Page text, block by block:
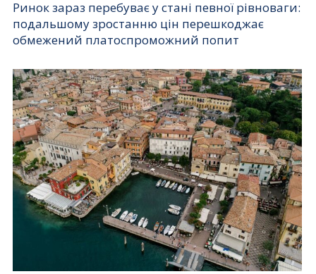
Ринок зараз перебуває у стані певної рівноваги:
подальшому зростанню цін перешкоджає
обмежений платоспроможний попит